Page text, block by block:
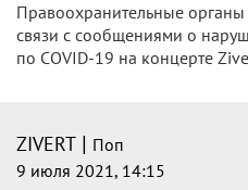
Правоохранительные
связи с сообщениями о
по COVID-19 на концерте
ZIVERT | Поп
9 июля 2021, 14:15